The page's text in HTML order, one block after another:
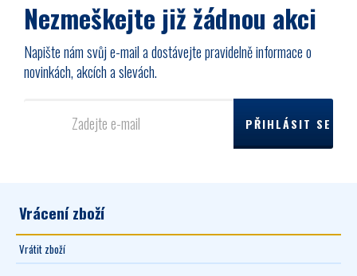
Nezmeškejte již žádnou akci
Napište nám svůj e-mail a dostávejte pravidelně informace o
novinkách, akcích a slevách.
Vrácení zboží
Vrátit zboží